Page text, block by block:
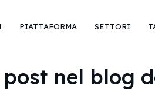
PIATTAFORMA SETTORI
nel blog